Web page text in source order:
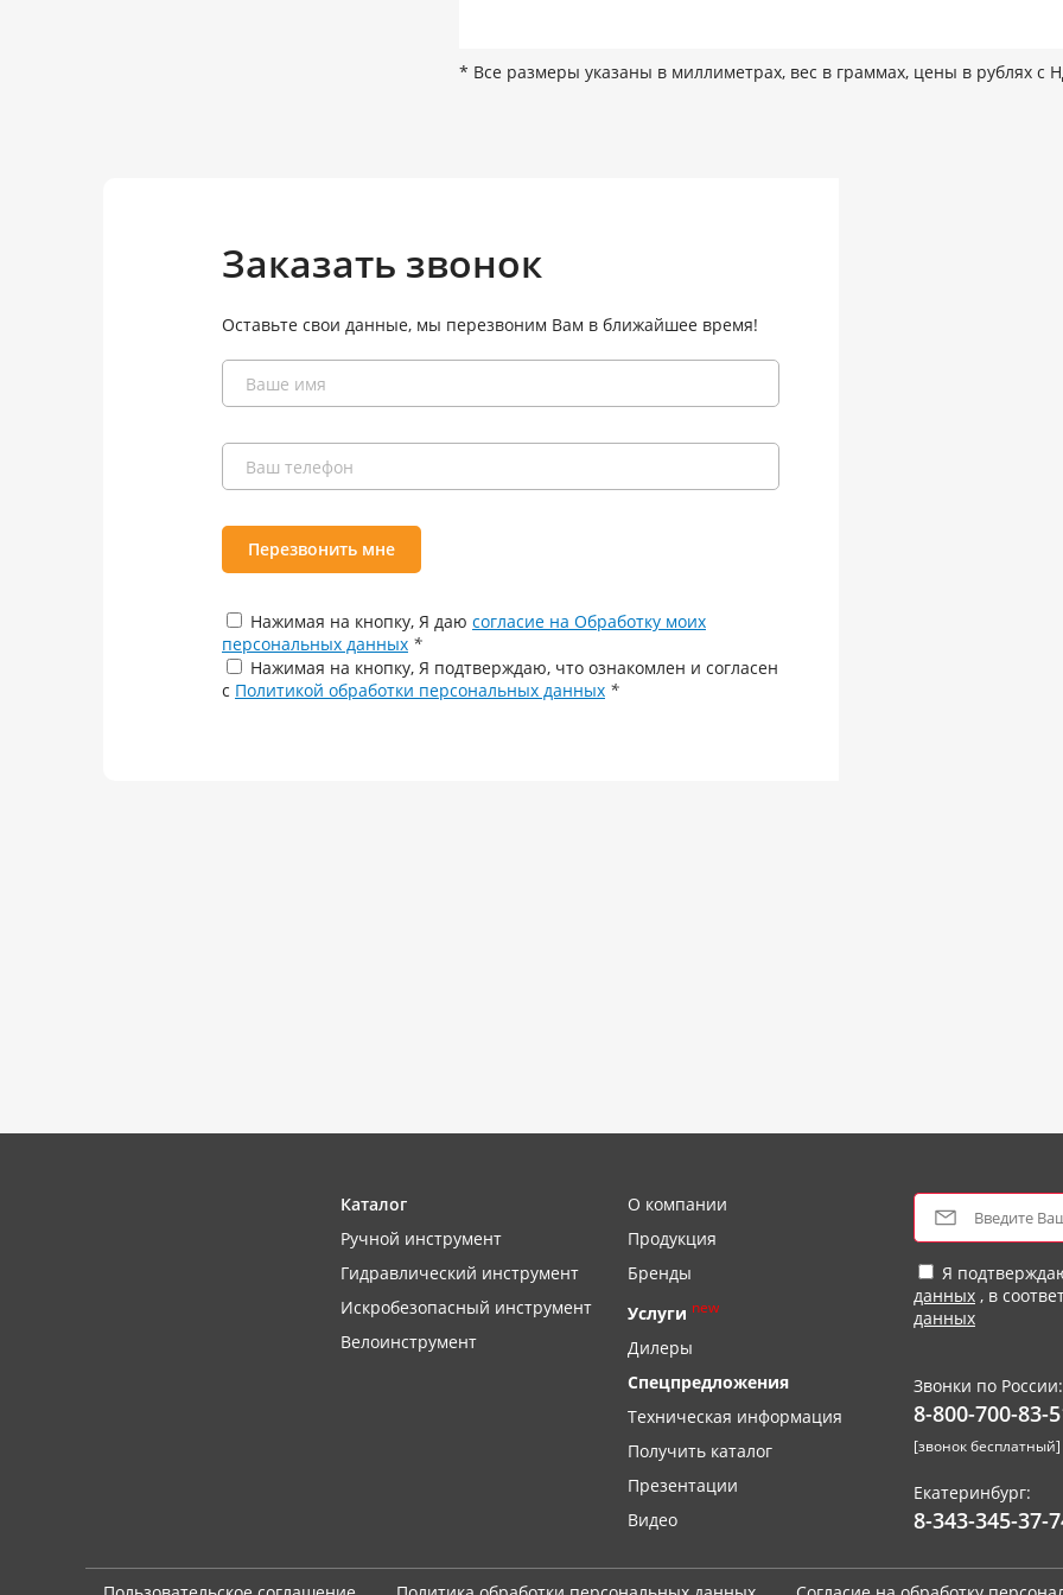
* Все размеры указаны в миллиметрах, вес в граммах, цены в рублях с
Заказать звонок
Оставьте свои данные, мы перезвоним Вам в ближайшее время!
Перезвонить мне
Нажимая на кнопку, Я даю согласие на Обработку моих
персональных данных *
Нажимая на кнопку, Я подтверждаю, что ознакомлен и согласен
с Политикой обработки персональных данных *
Каталог
Ручной инструмент
Гидравлический инструмент
Искробезопасный инструмент
Велоинструмент
О компании
Продукция
Бренды
Услуги new
Дилеры
Спецпредложения
Техническая информация
Получить каталог
Презентации
Видео
Я
данных , в
данных
Звонки по России:
8-800-700-83-
[звонок бесплатный]
Екатеринбург:
8-343-345-37-